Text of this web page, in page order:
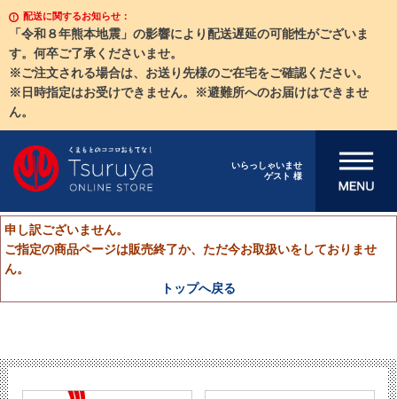
配送に関するお知らせ：
「令和８年熊本地震」の影響により配送遅延の可能性がございま
す。何卒ご了承くださいませ。
※ご注文される場合は、お送り先様のご在宅をご確認ください。
※日時指定はお受けできません。※避難所へのお届けはできませ
ん。
いらっしゃいませ
ゲスト 様
メニューを開
申し訳ございません。
ご指定の商品ページは販売終了か、ただ今お取扱いをしておりませ
ん。
トップへ戻る